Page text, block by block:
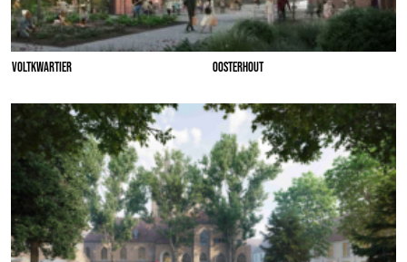
VOLTKWARTIER OOSTERHOUT